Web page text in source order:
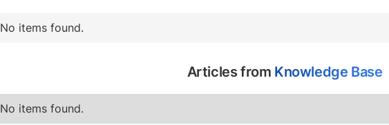
No items found.
Articles from Knowledge Base
No items found.